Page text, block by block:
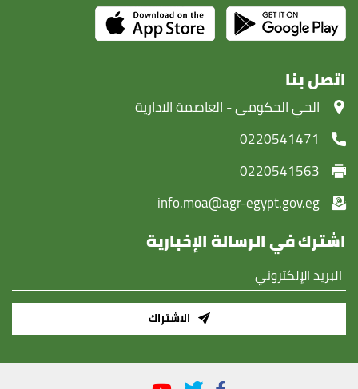
اتصل بنا
‏الحي الحكومى - العاصمة الادارية
0220541471
0220541563
info.moa@agr-egypt.gov.eg
اشترك في الرسالة الإخبارية
الاشتراك